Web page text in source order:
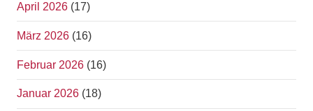
April 2026 (17)
März 2026 (16)
Februar 2026 (16)
Januar 2026 (18)